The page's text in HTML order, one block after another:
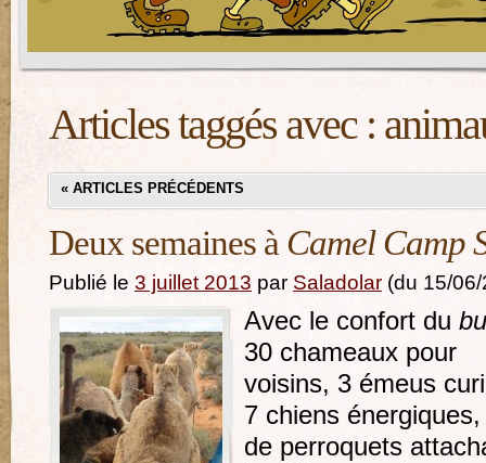
Articles taggés avec :
« ARTICLES PRÉCÉDENTS
Deux semaines à Camel Camp
Publié le 3 juillet 2013 par Saladolar (du 15/
Avec le confort du
30 chameaux pour
voisins, 3 émeus
7 chiens
de perroquets